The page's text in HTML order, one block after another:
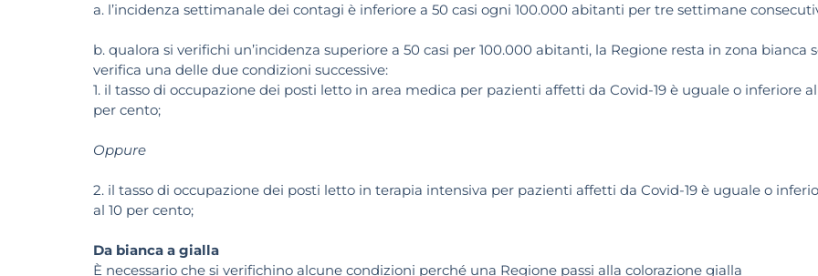
a. l’incidenza settimanale dei contagi è inferiore a 50 casi ogni 100.000 abitanti per tre settimane
b. qualora si verifichi un’incidenza superiore a 50 casi per 100.000 abitanti, la Regione resta in zona bianca
verifica una delle due condizioni successive:
1. il tasso di occupazione dei posti letto in area medica per pazienti affetti da Covid-19 è uguale o inferiore al
per cento;
Oppure
2. il tasso di occupazione dei posti letto in terapia intensiva per pazienti affetti da Covid-19 è uguale o
al 10 per cento;
Da bianca a gialla
È necessario che si verifichino alcune condizioni perché una Regione passi alla colorazione gialla